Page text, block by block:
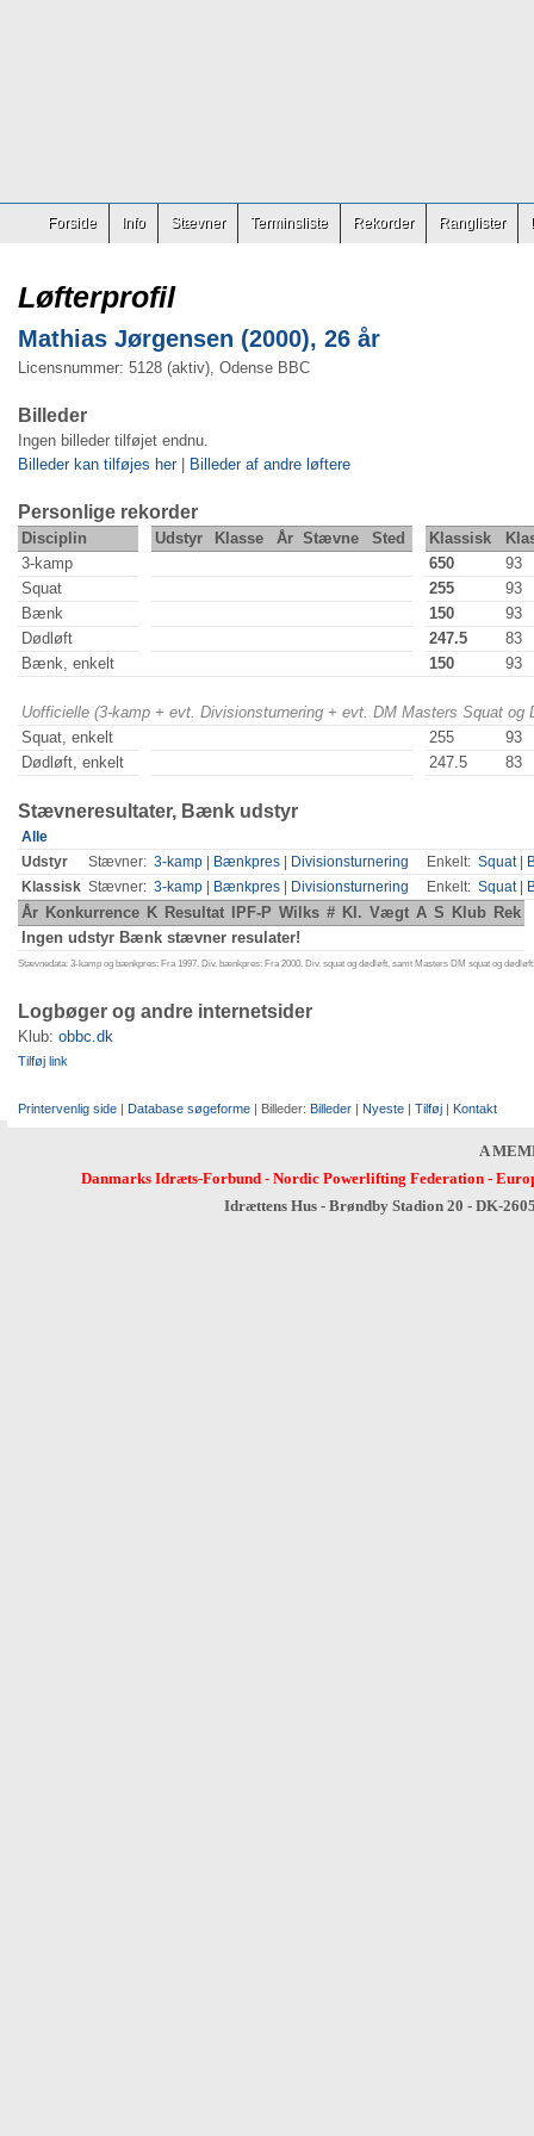
Forside Info Stævner Terminsliste Rekorder Ranglister
Løfterprofil
Mathias Jørgensen (2000), 26 år
Licensnummer: 5128 (aktiv), Odense BBC
Billeder
Ingen billeder tilføjet endnu.
Billeder kan tilføjes her| Billeder af andre løftere
Personlige rekorder
Disciplin Udstyr Klasse År Stævne Sted Klassisk
3-kamp
650
93
Squat
255
93
Bænk
150
93
Dødløft
247.5
83
Bænk, enkelt
150 93
Uofficielle (3-kamp + evt. Divisionsturnering + evt. DM Masters Squat
Squat, enkelt
255
93
Dødløft, enkelt
247.5 83
Stævneresultater, Bænk udstyr
Alle
Udstyr
Stævner: 3-kamp Bænkpres Divisionsturnering Enkelt: Squat|
Klassisk Stævner: 3-kamp Bænkpres Divisionsturnering Enkelt: Squat|
År Konkurrence K Resultat IPF-P Wilks # Kl. Vægt A S Klub Rek
Ingen udstyr Bænk stævner resulater!
Stævnedata: 3-kamp og bænkpres: Fra 1997. Div. bænkpres: Fra 2000. Div. squat og dødløft, samt Masters DM squat og
Logbøger og andre internetsider
Klub: obbc.dk
Tilføj link
Printervenlig side | Database søgeforme | Billeder: Billeder | Nyeste | Tilføj | Kontakt
A
Danmarks Idræts-Forbund- Nordic Powerlifting Federation-
Idrættens Hus - Brøndby Stadion 20 - DK-